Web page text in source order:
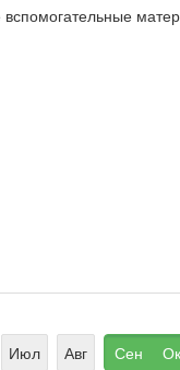
вспомогательные
Июл Авг Сен